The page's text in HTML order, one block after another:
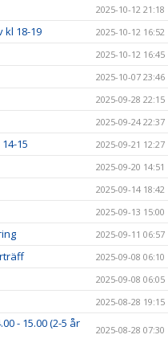
2025-10-12 21:18
kl 18-19 2025-10-12 16:52
2025-10-12 16:45
2025-10-07 23:46
2025-09-28 22:15
2025-09-24 22:37
15 2025-09-21 12:27
2025-09-20 14:51
2025-09-14 18:42
2025-09-13 15:00
2025-09-11 06:57
2025-09-08 06:10
2025-09-08 06:05
2025-08-28 19:15
- 15.00 (2-5 år
2025-08-28 07:30